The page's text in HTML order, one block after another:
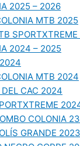
2025 – 2026
MTB 2025
2024 – 2025
MTB 2024
CAC 2024
COLONIA
GRANDE 2023